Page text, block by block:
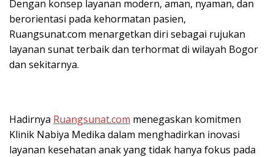
Dengan konsep layanan modern, aman, nyaman, dan
berorientasi pada kehormatan pasien,
Ruangsunat.com menargetkan diri sebagai rujukan
layanan sunat terbaik dan terhormat di wilayah Bogor
dan sekitarnya.
Hadirnya Ruangsunat.com menegaskan komitmen
Klinik Nabiya Medika dalam menghadirkan inovasi
layanan kesehatan anak yang tidak hanya fokus pada